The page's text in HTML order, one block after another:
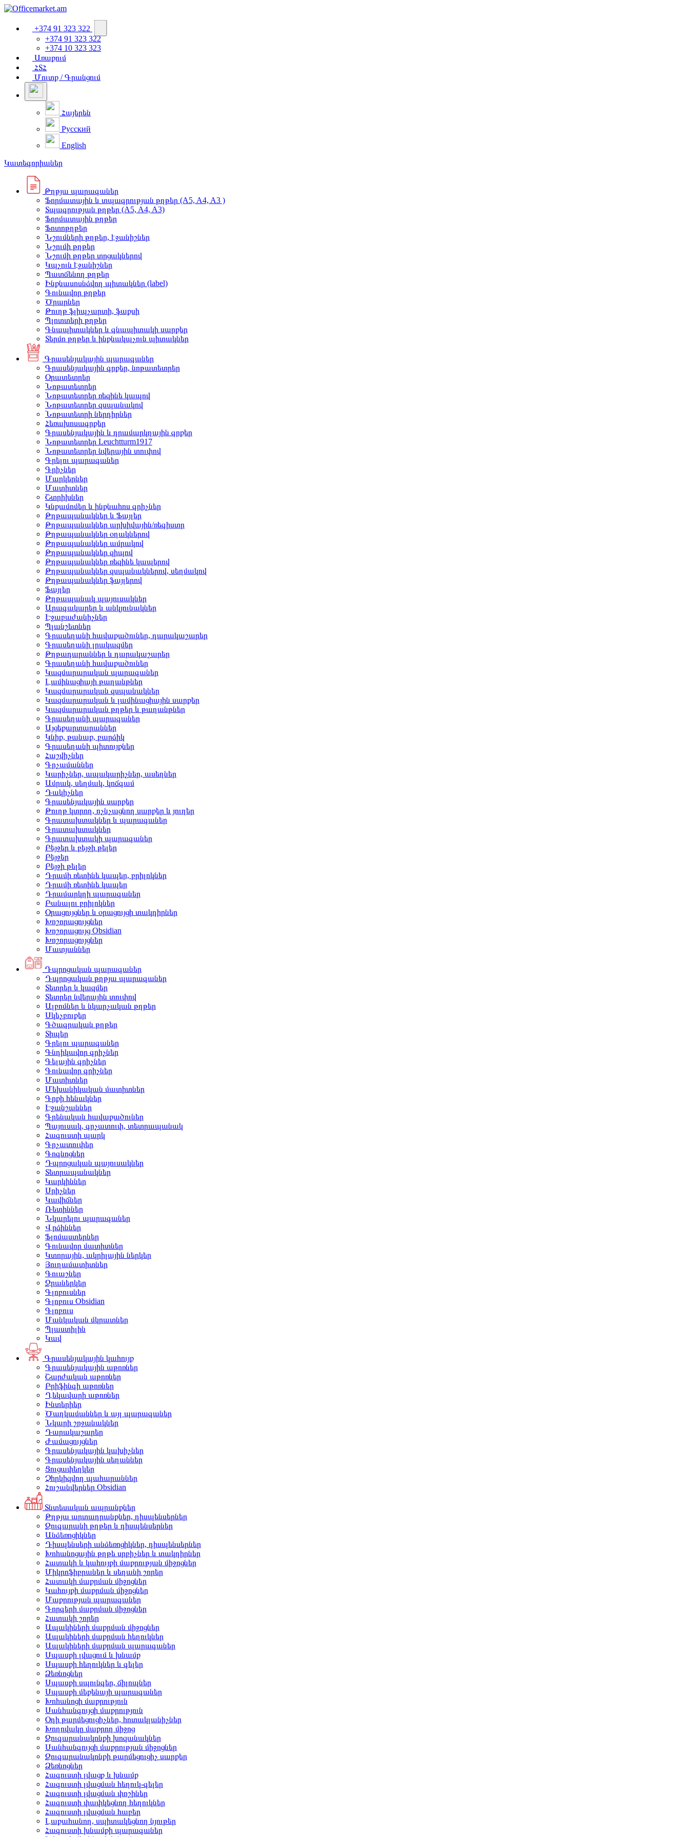
+374 91 323 322
+374 91 323 322
+374 10 323 323
Առաքում
ՀՏՀ
Մուտք / Գրանցում
Հայերեն
Русский
English
Կատեգորիաներ
Թղթյա պարագաներ
Ֆորմատային և տպագրության թղթեր (A5, A4, A3 )
Տպագրության թղթեր (A5, A4, A3)
Ֆորմատային թղթեր
Ֆոտոթղթեր
Նշումների թղթեր, էջանիշներ
Նշումի թղթեր
Նշումի թղթեր տրցակներով
Կպչուն էջանիշներ
Պատճենող թղթեր
Ինքնասոսնձվող պիտակներ (label)
Գունավոր թղթեր
Ծրարներ
Թուղթ ֆլիպչարտի, ֆաքսի
Պլոտտերի թղթեր
Գնապիտակներ և գնապիտակի սարքեր
Տերմո թղթեր և ինքնակպչուն պիտակներ
Գրասենյակային պարագաներ
Գրասենյակային գրքեր, նոթատետրեր
Օրատետրեր
Նոթատետրեր
Նոթատետրեր ռեզինե կապով
Նոթատետրեր զսպանակով
Նոթատետրի ներդիրներ
Հեռախոսագրքեր
Գրասենյակային և դրամարկղային գրքեր
Նոթատետրեր Leuchtturm1917
Նոթատետրեր նվերային տուփով
Գրելու պարագաներ
Գրիչներ
Մարկերներ
Մատիտներ
Շտրիխներ
Կնքամոմեր և ինքնահոս գրիչներ
Թղթապանակներ և Ֆայլեր
Թղթապանակներ արխիվային/ռեգիստր
Թղթապանակներ օղակներով
Թղթապանակներ ամրակով
Թղթապանակներ զիպով
Թղթապանակներ ռեզինե կապերով
Թղթապանակներ զսպանակներով, սեղմակով
Թղթապանակներ ֆայլերով
Ֆայլեր
Թղթապանակ պայուսակներ
Արագակարեր և անկյունակներ
Էջաբաժանիչներ
Պլանշետներ
Գրասեղանի հավաքածուներ, դարակաշարեր
Գրասեղանի լրակազմեր
Թղթադարաններ և դարակաշարեր
Գրասեղանի հավաքածուներ
Կազմարարական պարագաներ
Լամինացիայի թաղանթներ
Կազմարարական զսպանակներ
Կազմարարական և լամինացիային սարքեր
Կազմարարական թղթեր և թաղանթներ
Գրասեղանի պարագաներ
Այցեքարտարաններ
Կնիք, թանաք, բարձիկ
Գրասեղանի պիտույքներ
Հաշվիչներ
Գրչամաններ
Կարիչներ, ապակարիչներ, ասեղներ
Ամրակ, սեղմակ, կոճգամ
Դակիչներ
Գրասենյակային սարքեր
Թուղթ կտրող, ոչնչացնող սարքեր և յուղեր
Գրատախտակներ և պարագաներ
Գրատախտակներ
Գրատախտակի պարագաներ
Բեյջեր և բեյջի թելեր
Բեյջեր
Բեյջի թելեր
Դրամի ռետինե կապեր, բրիլոկներ
Դրամի ռետինե կապեր
Դրամարկղի պարագաներ
Բանալու բրիլոկներ
Օրացույցներ և օրացույցի տակդիրներ
Խոշորացույցներ
Խոշորացույց Obsidian
Խոշորացույցներ
Մատյաններ
Դպրոցական պարագաներ
Դպրոցական թղթյա պարագաներ
Տետրեր և կազմեր
Տետրեր նվերային տուփով
Ալբոմներ և նկարչական թղթեր
Սկեչբուքեր
Գծագրական թղթեր
Տիպեր
Գրելու պարագաներ
Գնդիկավոր գրիչներ
Գելային գրիչներ
Գունավոր գրիչներ
Մատիտներ
Մեխանիկական մատիտներ
Գրքի հենակներ
Էջանշաններ
Գրենական հավաքածուներ
Պայուսակ, գրչատուփ, տետրապանակ
Հագուստի պարկ
Գրչատուփեր
Գոգնոցներ
Դպրոցական պայուսակներ
Տետրապանակներ
Կարկիններ
Սրիչներ
Կավիճներ
Ռետիններ
Նկարելու պարագաներ
Վրձիններ
Ֆլոմաստերներ
Գունավոր մատիտներ
Կտորային, ակրիլային ներկեր
Յուղամատիտներ
Գուաշներ
Ջրաներկեր
Գլոբուսներ
Գլոբուս Obsidian
Գլոբուս
Մանկական մկրատներ
Պլաստիլին
Կավ
Գրասենյակային կահույք
Գրասենյակային աթոռներ
Շարժական աթոռներ
Բրիֆինգի աթոռներ
Ղեկավարի աթոռներ
Ինտերիեր
Ծաղկամաններ և այլ պարագաներ
Նկարի շրջանակներ
Դարակաշարեր
Ժամացույցներ
Գրասենյակային կախիչներ
Գրասենյակային սեղաններ
Ցուցափեղկեր
Չհրկիզվող պահարաններ
Հուշանվերներ Obsidian
Տնտեսական ապրանքներ
Թղթյա արտադրանքներ, դիսպենսերներ
Զուգարանի թղթեր և դիսպենսերներ
Անձեռոցիկներ
Դիսպենսերի անձեռոցիկներ, դիսպենսերներ
Խոհանոցային թղթե սրբիչներ և տակդիրներ
Հատակի և կահույքի մաքրության միջոցներ
Միկրոֆիբրաներ և սեղանի շորեր
Հատակի մաքրման միջոցներ
Կահույքի մաքրման միջոցներ
Մաքրության պարագաներ
Գորգերի մաքրման միջոցներ
Հատակի շորեր
Ապակիների մաքրման միջոցներ
Ապակիների մաքրման հեղուկներ
Ապակիների մաքրման պարագաներ
Սպասքի լվացում և խնամք
Սպասքի հեղուկներ և գելեր
Ձեռնոցներ
Սպասքի սպունգեր, ճիլոպներ
Սպասքի մեքենայի պարագաներ
Խոհանոցի մաքրություն
Սանհանգույցի մաքրություն
Օդի թարմեցուցիչներ, հոտակլանիչներ
Խողովակը մաքրող միջոց
Զուգարանակոնքի խոզանակներ
Սանհանգույցի մաքրության միջոցներ
Զուգարանակոնքի թարմեցուցիչ սարքեր
Ձեռնոցներ
Հագուստի լվացք և խնամք
Հագուստի լվացման հեղուկ-գելեր
Հագուստի լվացման փոշիներ
Հագուստի փափկեցնող հեղուկներ
Հագուստի լվացման հաբեր
Լաքահանող, սպիտակեցնող նյութեր
Հագուստի խնամքի պարագաներ